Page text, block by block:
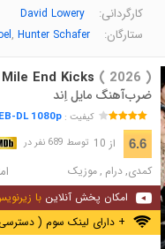
کارگردانی:David Lowery
ستارگان: , Hunter Schafer
Mile End Kicks ( 2026 )
ضرب‌آهنگ مایل اِند
کیفیت :DL 1080p
6.6 از 10 توسط 689 نفر در
کمدی, درام , موزیک
امکان پخش آنلاین با
+ دارای لینک سوم (